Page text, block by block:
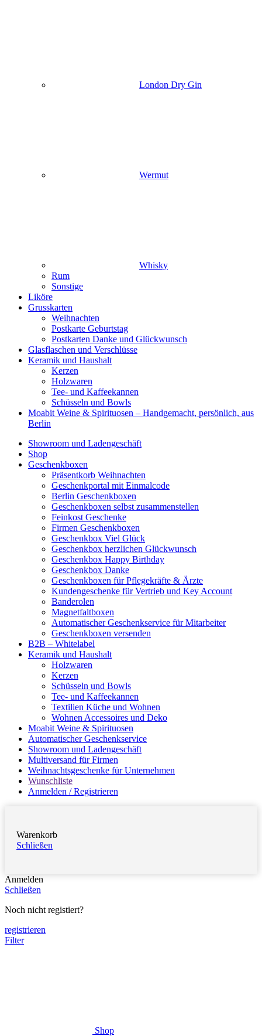
London Dry Gin
Wermut
Whisky
Rum
Sonstige
Liköre
Grusskarten
Weihnachten
Postkarte Geburtstag
Postkarten Danke und Glückwunsch
Glasflaschen und Verschlüsse
Keramik und Haushalt
Kerzen
Holzwaren
Tee- und Kaffeekannen
Schüsseln und Bowls
Moabit Weine & Spirituosen – Handgemacht, persönlich, aus
Berlin
Showroom und Ladengeschäft
Shop
Geschenkboxen
Präsentkorb Weihnachten
Geschenkportal mit Einmalcode
Berlin Geschenkboxen
Geschenkboxen selbst zusammenstellen
Feinkost Geschenke
Firmen Geschenkboxen
Geschenkbox Viel Glück
Geschenkbox herzlichen Glückwunsch
Geschenkbox Happy Birthday
Geschenkbox Danke
Geschenkboxen für Pflegekräfte & Ärzte
Kundengeschenke für Vertrieb und Key Account
Banderolen
Magnetfaltboxen
Automatischer Geschenkservice für Mitarbeiter
Geschenkboxen versenden
B2B – Whitelabel
Keramik und Haushalt
Holzwaren
Kerzen
Schüsseln und Bowls
Tee- und Kaffeekannen
Textilien Küche und Wohnen
Wohnen Accessoires und Deko
Moabit Weine & Spirituosen
Automatischer Geschenkservice
Showroom und Ladengeschäft
Multiversand für Firmen
Weihnachtsgeschenke für Unternehmen
Wunschliste
Anmelden / Registrieren
Warenkorb
Schließen
Anmelden
Schließen
Noch nicht registiert?
registrieren
Filter
Shop